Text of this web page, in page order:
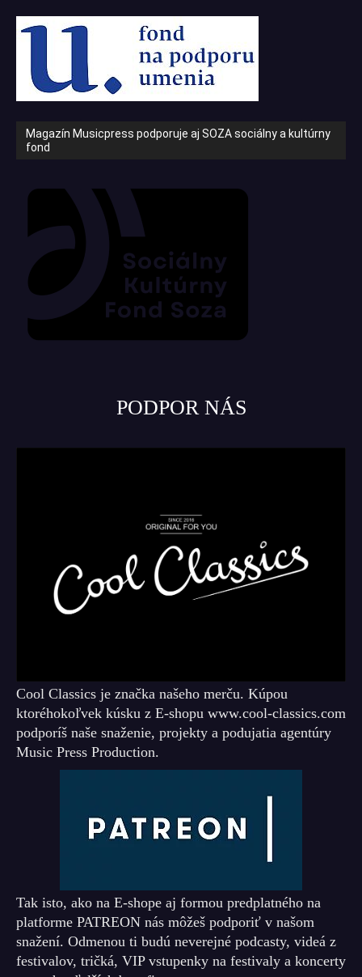
Magazín Musicpress podporuje aj SOZA sociálny a kultúrny
fond
PODPOR NÁS
Cool Classics je značka našeho merču. Kúpou
ktoréhokoľvek kúsku z E-shopu www.cool-classics.com
podporíš naše snaženie, projekty a podujatia agentúry
Music Press Production.
Tak isto, ako na E-shope aj formou predplatného na
platforme PATREON nás môžeš podporiť v našom
snažení. Odmenou ti budú neverejné podcasty, videá z
festivalov, tričká, VIP vstupenky na festivaly a koncerty